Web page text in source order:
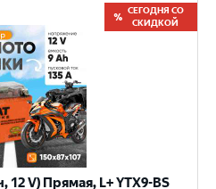
СЕГОДНЯ СО
СКИДКОЙ
12 V) Прямая, L+ YTX9-BS